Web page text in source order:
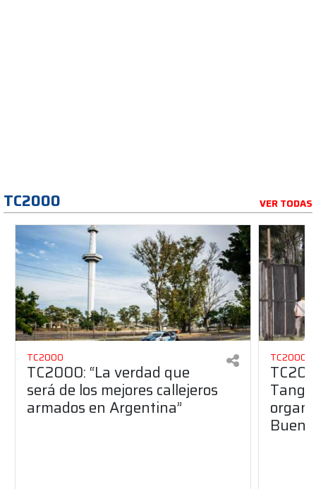
TC2000 VER TODAS
TC2000
TC2000: “La verdad que
será de los mejores callejeros
armados en Argentina”
TC2000